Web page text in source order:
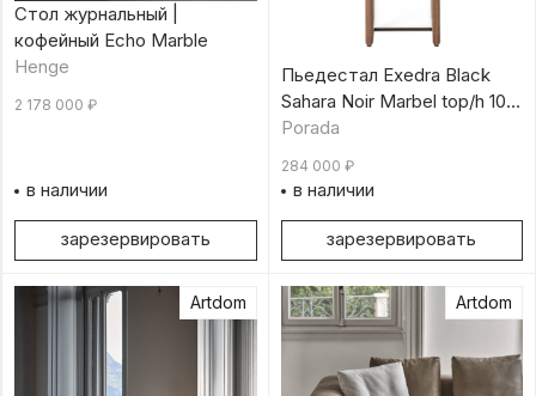
Стол журнальный |
кофейный Echo Marble
Henge
2 178 000 ₽
в наличии
зарезервировать
Пьедестал Exedra Black
Sahara Noir Marbel top/h 100
см
Porada
284 000 ₽
в наличии
зарезервировать
Artdom Artdom